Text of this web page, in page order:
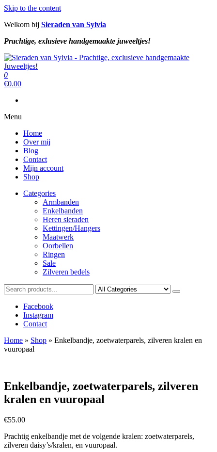
Skip to the content
Welkom bij Sieraden van Sylvia
Prachtige, exlusieve handgemaakte juweeltjes!
Sieraden van Sylvia
Prachtige, exclusieve handgemaakte juweeltjes!
Sieraden van Sylvia
Prachtige, exclusieve handgemaakte juweeltjes!
0
€0.00
Menu
Home
Over mij
Blog
Contact
Mijn account
Shop
Categories
Armbanden
Enkelbanden
Heren sieraden
Kettingen/Hangers
Maatwerk
Oorbellen
Ringen
Sale
Zilveren bedels
Facebook
Instagram
Contact
Home » Shop » Enkelbandje, zoetwaterparels, zilveren kralen en
vuuropaal
Enkelbandje, zoetwaterparels, zilveren
kralen en vuuropaal
€55.00
Prachtig enkelbandje met de volgende kralen: zoetwaterparels,
zilveren daisy’s/kralen, en vuuropaal.